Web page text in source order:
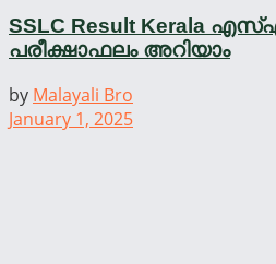
SSLC Result Kerala
പരീക്ഷാഫലം അറിയാം
by Malayali Bro
January 1, 2025